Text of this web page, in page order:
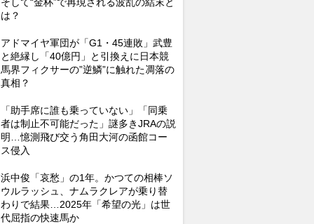
は？
アドマイヤ軍団が「G1・45連敗」武豊
と絶縁し「40億円」と引換えに日本競
馬界フィクサーの”逆鱗”に触れた凋落の
真相？
「助手席に誰も乗っていない」「同乗
者は制止不可能だった」謎多きJRAの説
明…憶測飛び交う角田大河の函館コー
ス侵入
浜中俊「哀愁」の1年。かつての相棒ソ
ウルラッシュ、ナムラクレアが乗り替
わりで結果…2025年「希望の光」は世
代屈指の快速馬か